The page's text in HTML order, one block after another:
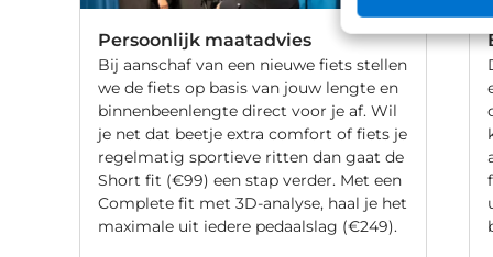
Persoonlijk maatadvies
Bij aanschaf van een nieuwe fiets stellen
we de fiets op basis van jouw lengte en
binnenbeenlengte direct voor je af. Wil
je net dat beetje extra comfort of fiets je
regelmatig sportieve ritten dan gaat de
Short fit (€99) een stap verder. Met een
Complete fit met 3D-analyse, haal je het
maximale uit iedere pedaalslag (€249).